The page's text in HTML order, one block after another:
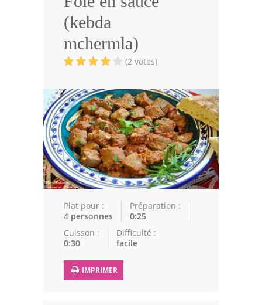
Volailles
Cuisines Orientales
Pâtisseries Orientales
Cuisine Algérienne
Cuisine Tunisienne
Cuisine Juive
Cuisine Libanaise
Articles
Actualités
Leçons de cuisine
(kebda
mchermla)
(2 votes)
Plat pour :
4 personnes
Préparation :
0:25
Cuisson :
0:30
Difficulté :
facile
IMPRIMER